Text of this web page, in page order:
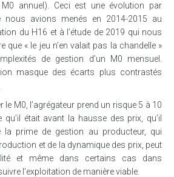
annuel). Ceci est une évolution par
nous avions menés en 2014-2015 au
du H16 et à l’étude de 2019 qui nous
que « le jeu n’en valait pas la chandelle »
de gestion d’un M0 mensuel.
masque des écarts plus contrastés
le M0, l’agrégateur prend un risque 5 à 10
était avant la hausse des prix, qu’il
la prime de gestion au producteur, qui
et de la dynamique des prix, peut
et même dans certains cas dans
l’exploitation de manière viable.